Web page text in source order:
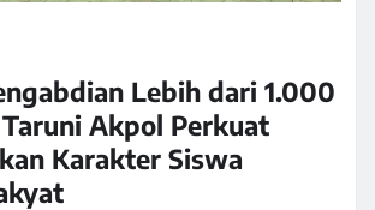
Lebih dari 1.000
Taruni Akpol Perkuat
Karakter Siswa